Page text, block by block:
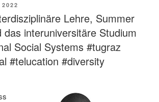
Lehre, Summer
das interuniversitäre Studium
Social Systems #tugraz
#telucation #diversity